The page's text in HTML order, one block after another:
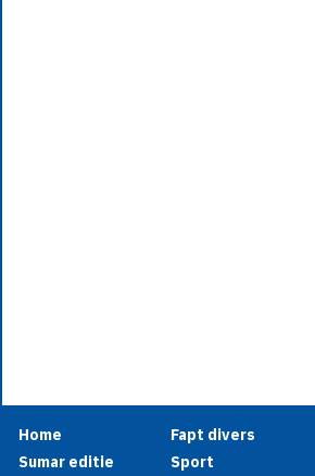
Home
Sumar editie
Fapt divers
Sport